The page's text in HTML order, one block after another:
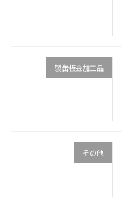
製缶板金加工品
その他